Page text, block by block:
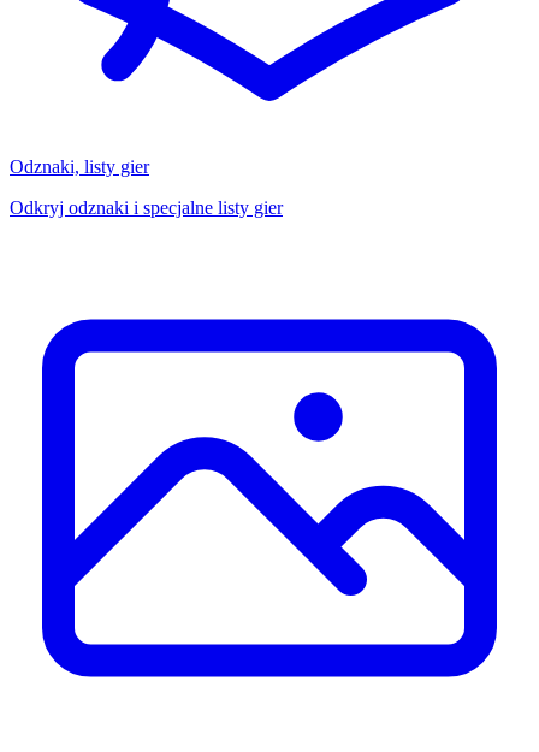
Odznaki, listy gier
Odkryj odznaki i specjalne listy gier